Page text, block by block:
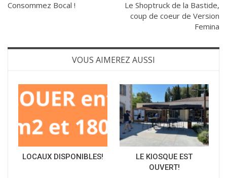
Consommez Bocal !
Le Shoptruck de la Bastide,
coup de coeur de Version
Femina
VOUS AIMEREZ AUSSI
LOCAUX DISPONIBLES!
LE KIOSQUE EST
OUVERT!